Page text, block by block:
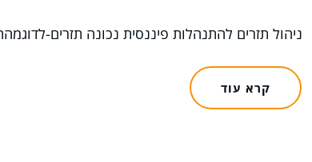
ניהול תזרים להתנהלות פיננסית נכונה תזרים-
קרא עוד